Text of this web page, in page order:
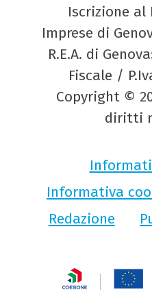
Iscrizione al
Imprese di
R.E.A. di
Fiscale /
Copyright ©
diritti
Informativa
Redazione